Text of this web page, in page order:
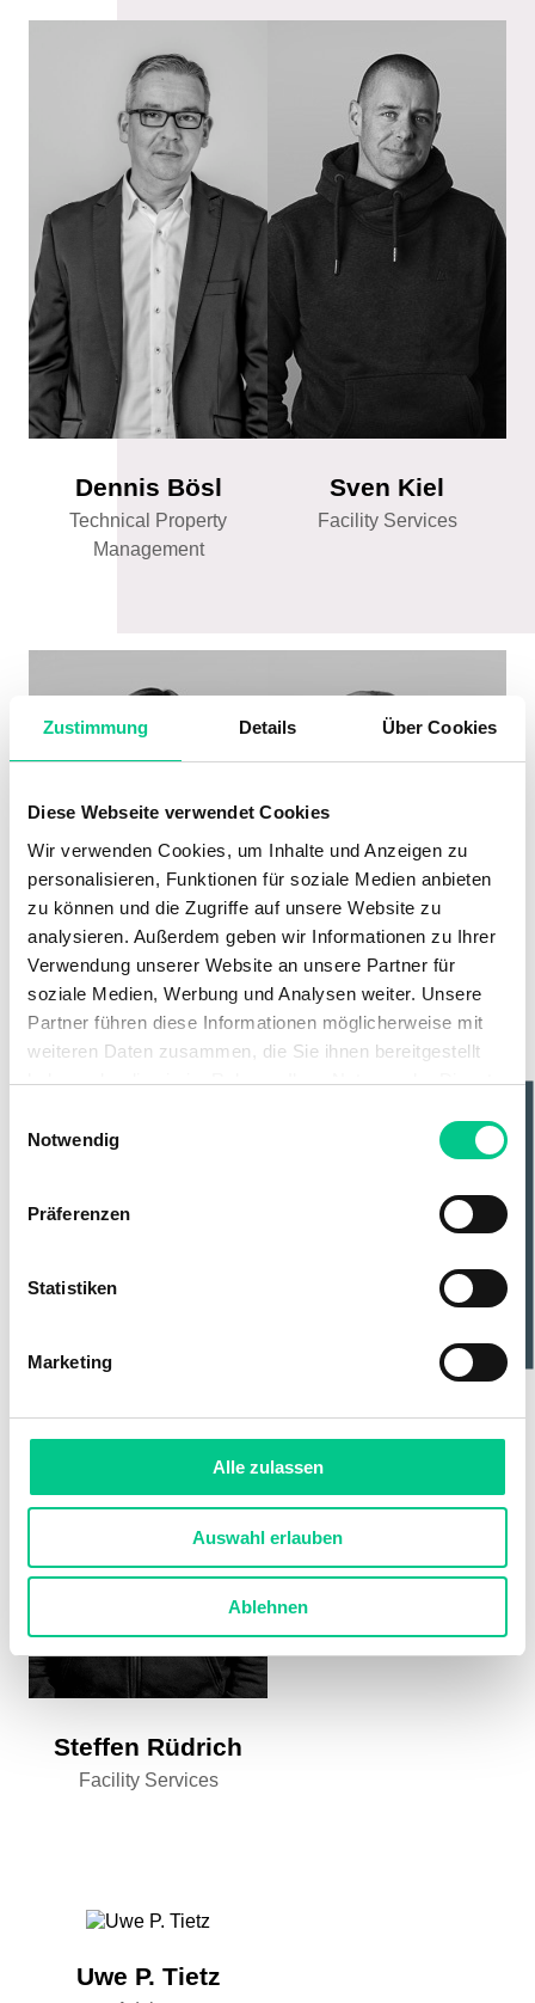
Zustimmung Details Über Cookies
Diese Webseite verwendet Cookies
Wir verwenden Cookies, um Inhalte und Anzeigen zu
personalisieren, Funktionen für soziale Medien anbieten
zu können und die Zugriffe auf unsere Website zu
analysieren. Außerdem geben wir Informationen zu Ihrer
Verwendung unserer Website an unsere Partner für
soziale Medien, Werbung und Analysen weiter. Unsere
Partner führen diese Informationen möglicherweise mit
weiteren Daten zusammen, die Sie ihnen bereitgestellt
haben oder die sie im Rahmen Ihrer Nutzung der Dienste
Notwendig
Präferenzen
Statistiken
Marketing
Alle zulassen
Auswahl erlauben
Ablehnen
INTERESTED?
Dennis Bösl
Technical Property
Management
Sven Kiel
Facility Services
Team Assistance &
Zaneta Mathews
Office Management &
Steffen Rüdrich
Facility Services
Nadine Schäl
Executive Assistant
Uwe P. Tietz